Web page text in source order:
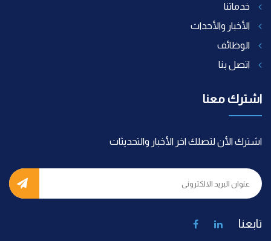
خدماتنا
الأخبار والأحداث
الوظائف
اتصل بنا
اشترك معنا
اشترك الأن لتصلك اخر الأخبار والتحديثات
تابعنا